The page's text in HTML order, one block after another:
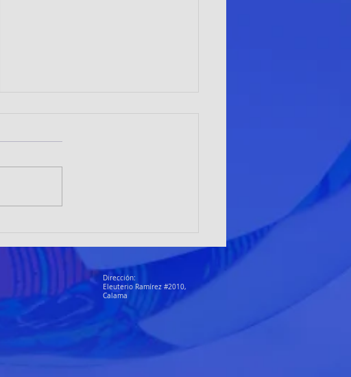
brillan en Vallenar y proyectan a
Calama como sede nacional
Dirección:
Eleuterio Ramírez #2010,
Calama